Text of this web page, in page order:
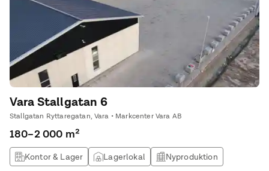
Vara Stallgatan 6
Stallgatan Ryttaregatan, Vara • Markcenter Vara AB
180–2 000 m²
Kontor & Lager Lagerlokal
Nyproduktion